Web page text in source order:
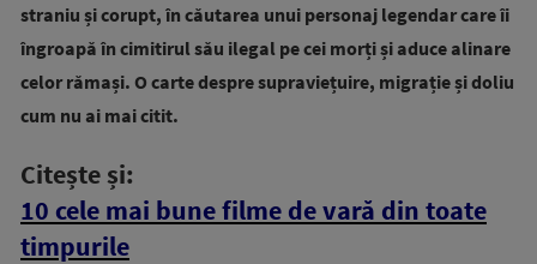
straniu și corupt, în căutarea unui personaj legendar care îi
îngroapă în cimitirul său ilegal pe cei morți și aduce alinare
celor rămași. O carte despre supraviețuire, migrație și doliu
cum nu ai mai citit.
Citește și:
10 cele mai bune filme de vară din toate
timpurile